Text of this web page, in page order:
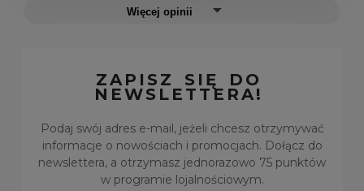
Więcej opinii
ZAPISZ SIĘ DO
NEWSLETTERA!
Podaj swój adres e-mail, jeżeli chcesz otrzymywać
informacje o nowościach i promocjach. Dołącz do
newslettera, a otrzymasz jednorazowo 75 punktów
w programie lojalnościowym.